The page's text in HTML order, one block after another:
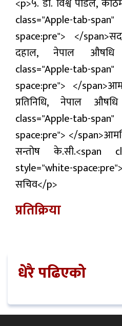
प्रतिक्रिया
धेरै पढिएको